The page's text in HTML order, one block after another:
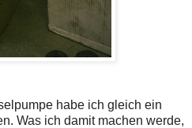
habe ich gleich ein
Was ich damit machen werde,